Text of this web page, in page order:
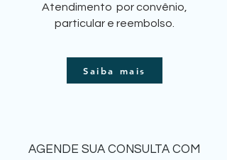
​Atendimento por convênio,
particular e reembolso.
Saiba mais
AGENDE SUA CONSULTA COM